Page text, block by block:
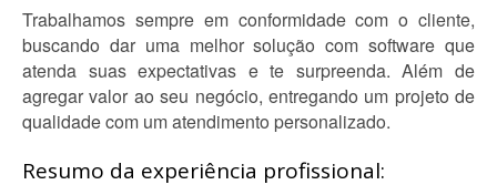
Trabalhamos sempre em conformidade com o cliente,
buscando dar uma melhor solução com software que
atenda suas expectativas e te surpreenda. Além de
agregar valor ao seu negócio, entregando um projeto de
qualidade com um atendimento personalizado.
Resumo da experiência profissional: